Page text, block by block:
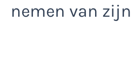
nemen van